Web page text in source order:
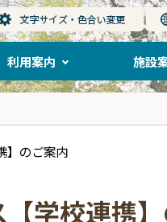
利用案内 施設
】のご案内
学校連携